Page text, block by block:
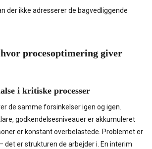
der ikke adresserer de bagvedliggende
procesoptimering giver
i kritiske processer
de samme forsinkelser igen og igen.
godkendelsesniveauer er akkumuleret
er konstant overbelastede. Problemet er
det er strukturen de arbejder i. En interim